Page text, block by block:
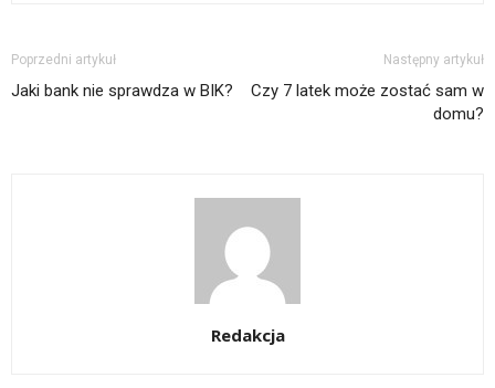
Poprzedni artykuł
Jaki bank nie sprawdza w BIK?
Następny artykuł
Czy 7 latek może zostać sam w
domu?
Redakcja